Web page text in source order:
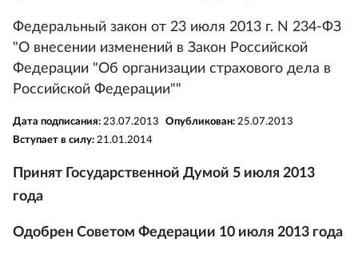
Федеральный закон от 23 июля 2013 г. N 234-ФЗ
"О внесении изменений в Закон Российской
Федерации "Об организации страхового дела в
Российской Федерации""
Дата подписания: 23.07.2013 Опубликован: 25.07.2013
Вступает в силу: 21.01.2014
Принят Государственной Думой 5 июля 2013
года
Одобрен Советом Федерации 10 июля 2013 года